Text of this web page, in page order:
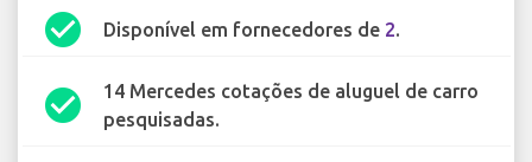
check_circle Disponível em fornecedores de 2.
check_circle
14 Mercedes cotações de aluguel de carro
pesquisadas.